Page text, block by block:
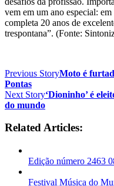
vem em um ano especial:
completa 20 anos de
trespontana”. (Fonte:
Previous StoryMoto é
Pontas
Next Story‘Dioninho’ é
do mundo
Related Articles:
Edição número 2463
Festival Música do